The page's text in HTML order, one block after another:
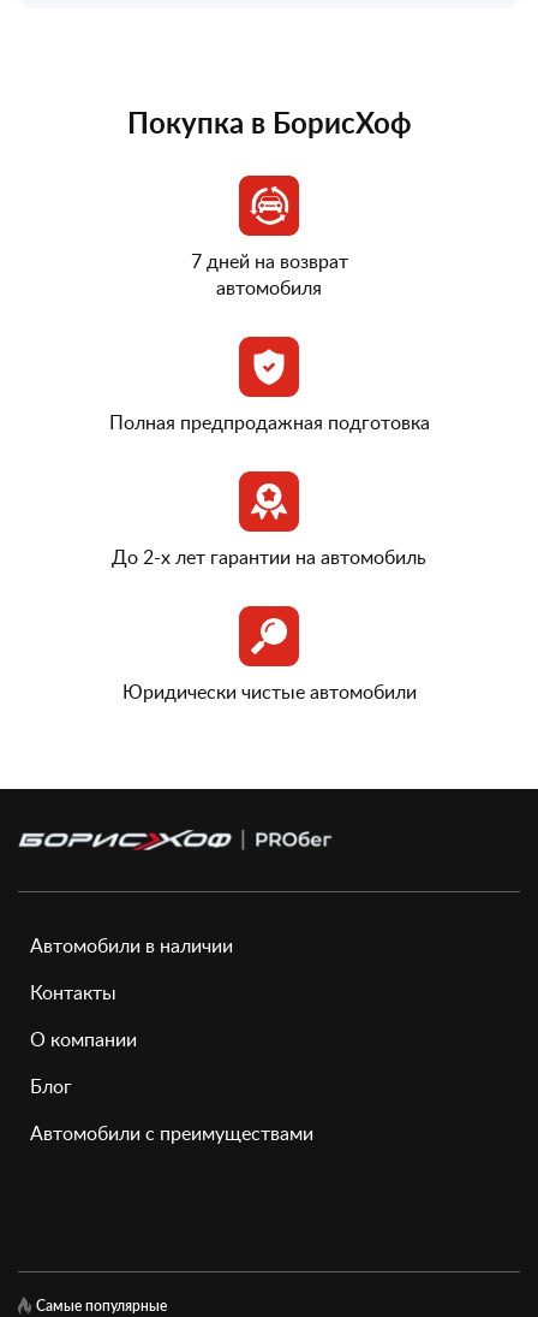
Покупка в БорисХоф
7 дней на возврат
автомобиля
Полная предпродажная подготовка
До 2-х лет гарантии на автомобиль
Юридически чистые автомобили
Автомобили в наличии
Контакты
О компании
Блог
Автомобили с преимуществами
Самые популярные